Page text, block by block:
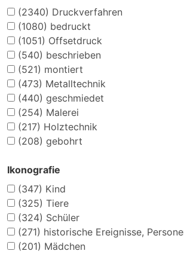
(2340) Druckverfahren
(1080) bedruckt
(1051) Offsetdruck
(540) beschrieben
(521) montiert
(473) Metalltechnik
(440) geschmiedet
(254) Malerei
(217) Holztechnik
(208) gebohrt
Ikonografie
(347) Kind
(325) Tiere
(324) Schüler
(271) historische Ereignisse,
(201) Mädchen